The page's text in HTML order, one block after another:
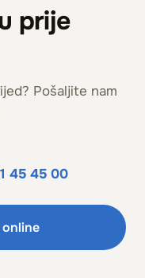
prije
Pošaljite nam
45 45 00